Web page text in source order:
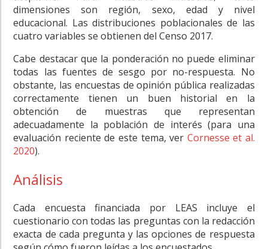
dimensiones son región, sexo, edad y nivel
educacional. Las distribuciones poblacionales de las
cuatro variables se obtienen del Censo 2017.
Cabe destacar que la ponderación no puede eliminar
todas las fuentes de sesgo por no-respuesta. No
obstante, las encuestas de opinión pública realizadas
correctamente tienen un buen historial en la
obtención de muestras que representan
adecuadamente la población de interés (para una
evaluación reciente de este tema, ver Cornesse et al.
2020).
Análisis
Cada encuesta financiada por LEAS incluye el
cuestionario con todas las preguntas con la redacción
exacta de cada pregunta y las opciones de respuesta